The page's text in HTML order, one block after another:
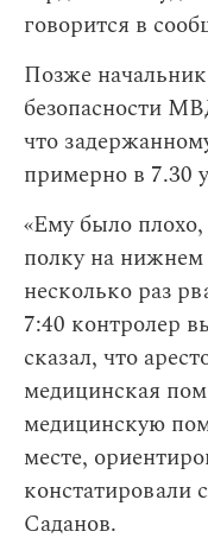
говорится в
Позже
безопасности
что
примерно в 7.30
«Ему было
полку на нижнем
несколько раз
7:40 контролер
сказал, что
медицинская
медицинскую
месте,
Саданов.